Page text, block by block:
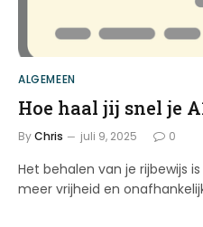
ALGEMEEN
Hoe haal jij snel je
ByChris juli 9, 2025 0
Het behalen van je rijbewijs
meer vrijheid en